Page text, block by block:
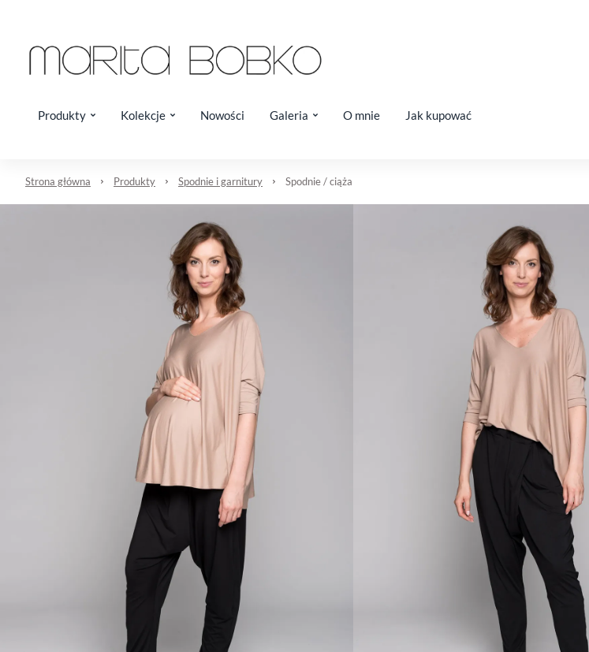
Produkty Kolekcje Nowości Galeria O mnie Jak kupować
Strona główna Produkty Spodnie i garnitury Spodnie / ciąża